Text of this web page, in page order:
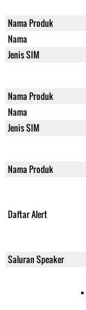
Nama Produk
Nama
Jenis SIM
Nama Produk
Nama
Jenis SIM
Nama Produk
Daftar Alert
Saluran Speaker